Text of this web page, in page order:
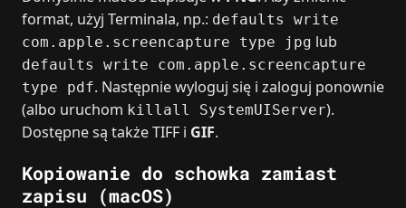
format, użyj Terminala, np.: defaults write
com.apple.screencapture type jpg lub
defaults write com.apple.screencapture
type pdf. Następnie wyloguj się i zaloguj ponownie
(albo uruchom killall SystemUIServer).
Dostępne są także TIFF i GIF.
Kopiowanie do schowka zamiast
zapisu (macOS)